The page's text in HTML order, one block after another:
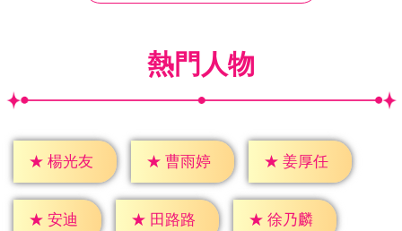
熱門人物
★ 楊光友 ★ 曹雨婷 ★ 姜厚任
★ 安迪 ★ 田路路 ★ 徐乃麟